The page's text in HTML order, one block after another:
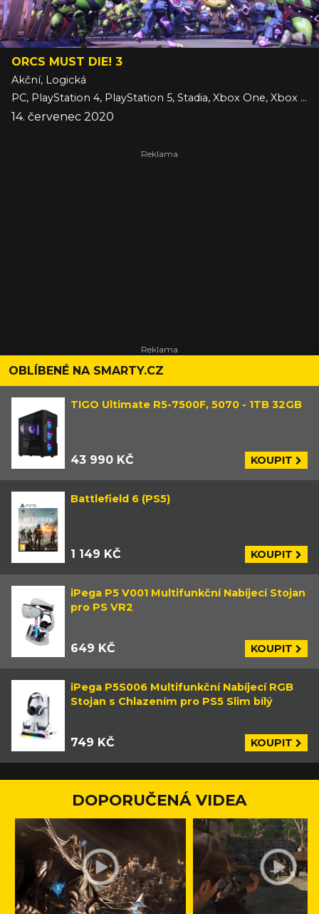
ORCS MUST DIE! 3
Akční, Logická
PC, PlayStation 4, PlayStation 5, Stadia, Xbox One, Xbox Series
14. červenec 2020
OBLÍBENÉ NA SMARTY.CZ
TIGO Ultimate R5-7500F, 5070 - 1TB 32GB
43 990 KČ KOUPIT
Battlefield 6 (PS5)
1 149 KČ KOUPIT
iPega P5 V001 Multifunkční Nabíjecí Stojan
pro PS VR2
649 KČ KOUPIT
iPega P5S006 Multifunkční Nabíjecí RGB
Stojan s Chlazením pro PS5 Slim bílý
749 KČ KOUPIT
DOPORUČENÁ VIDEA